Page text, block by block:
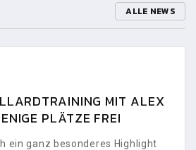
ALLE NEWS
MIT ALEX
PLÄTZE FREI
ein ganz besonderes Highlight